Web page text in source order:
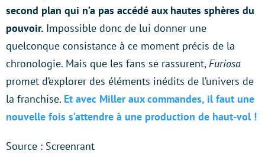
second plan qui n’a pas accédé aux hautes sphères du
pouvoir. Impossible donc de lui donner une
quelconque consistance à ce moment précis de la
chronologie. Mais que les fans se rassurent,Furiosa
promet d’explorer des éléments inédits de l’univers de
la franchise. Et avec Miller aux commandes, il faut une
nouvelle fois s’attendre à une production de haut-vol !
Source : Screenrant